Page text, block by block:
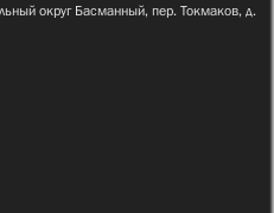
округ Басманный, пер. Токмаков, д.